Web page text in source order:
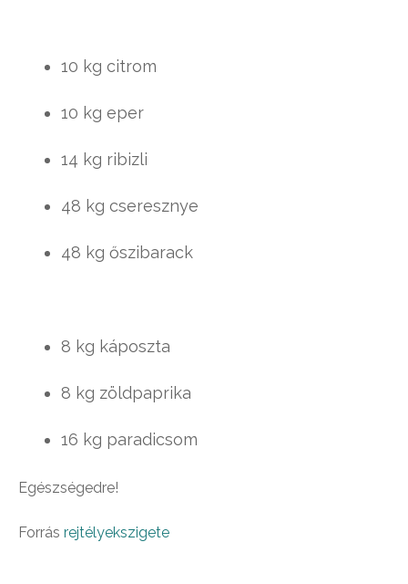
10 kg citrom
10 kg eper
14 kg ribizli
48 kg cseresznye
48 kg őszibarack
8 kg káposzta
8 kg zöldpaprika
16 kg paradicsom
Egészségedre!
Forrás rejtélyekszigete